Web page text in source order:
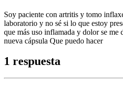
Soy paciente con artritis y tomo
laboratorio y no sé si lo que estoy
que más uso inflamada y dolor se me
nueva cápsula Que puedo hacer
1 respuesta